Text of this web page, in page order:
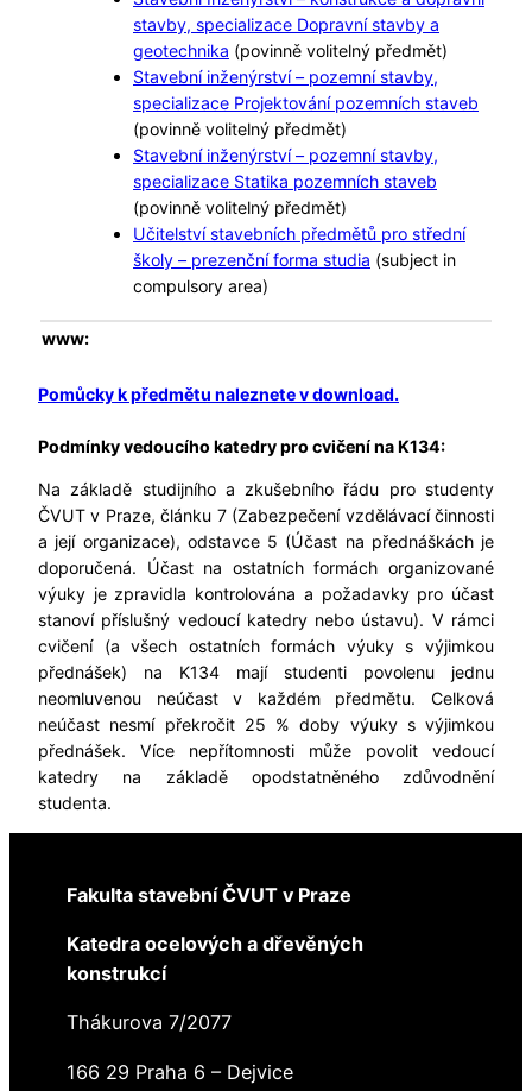
stavby, specializace Dopravní stavby a
geotechnika (povinně volitelný předmět)
Stavební inženýrství – pozemní stavby,
specializace Projektování pozemních staveb
(povinně volitelný předmět)
Stavební inženýrství – pozemní stavby,
specializace Statika pozemních staveb
(povinně volitelný předmět)
Učitelství stavebních předmětů pro střední
školy – prezenční forma studia (subject in
compulsory area)
www:
Pomůcky k předmětu naleznete v download.
Podmínky vedoucího katedry pro cvičení na K134:
Na základě studijního a zkušebního řádu pro studenty
ČVUT v Praze, článku 7 (Zabezpečení vzdělávací činnosti
a její organizace), odstavce 5 (Účast na přednáškách je
doporučená. Účast na ostatních formách organizované
výuky je zpravidla kontrolována a požadavky pro účast
stanoví příslušný vedoucí katedry nebo ústavu). V rámci
cvičení (a všech ostatních formách výuky s výjimkou
přednášek) na K134 mají studenti povolenu jednu
neomluvenou neúčast v každém předmětu. Celková
neúčast nesmí překročit 25 % doby výuky s výjimkou
přednášek. Více nepřítomnosti může povolit vedoucí
katedry na základě opodstatněného zdůvodnění
studenta.
Fakulta stavební ČVUT v Praze
Katedra ocelových a dřevěných
konstrukcí
Thákurova 7/2077
166 29 Praha 6 – Dejvice